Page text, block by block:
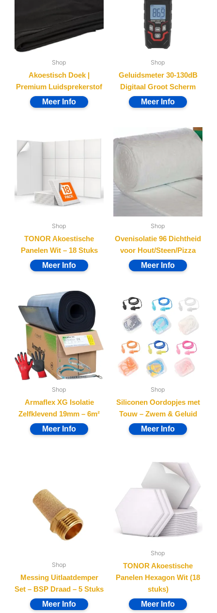
Shop
Akoestisch Doek |
Premium Luidsprekerstof
Shop
Geluidsmeter 30-130dB
Digitaal Groot Scherm
Shop
TONOR Akoestische
Panelen Wit – 18 Stuks
Shop
Ovenisolatie 96 Dichtheid
voor Hout/Steen/Pizza
Shop
Armaflex XG Isolatie
Zelfklevend 19mm – 6m²
Shop
Siliconen Oordopjes met
Touw – Zwem & Geluid
Shop
Messing Uitlaatdemper
Set – BSP Draad – 5 Stuks
Shop
TONOR Akoestische
Panelen Hexagon Wit (18
stuks)